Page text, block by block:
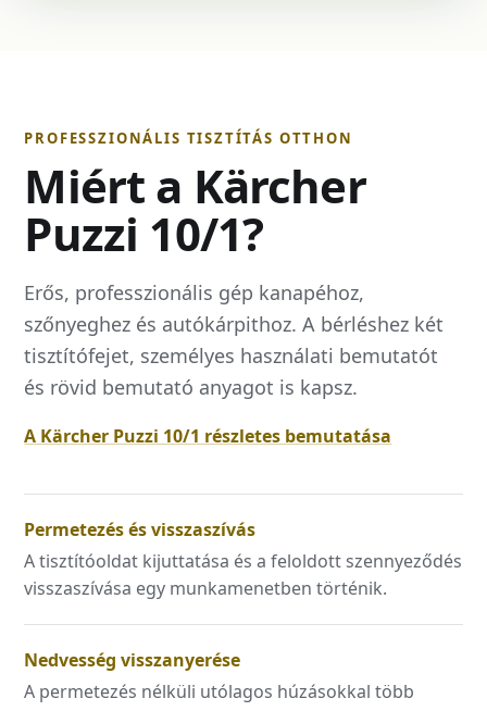
PROFESSZIONÁLIS TISZTÍTÁS OTTHON
Miért a Kärcher
Puzzi 10/1?
Erős, professzionális gép kanapéhoz,
szőnyeghez és autókárpithoz. A bérléshez két
tisztítófejet, személyes használati bemutatót
és rövid bemutató anyagot is kapsz.
A Kärcher Puzzi 10/1 részletes bemutatása
Permetezés és visszaszívás
A tisztítóoldat kijuttatása és a feloldott szennyeződés
visszaszívása egy munkamenetben történik.
Nedvesség visszanyerése
A permetezés nélküli utólagos húzásokkal több